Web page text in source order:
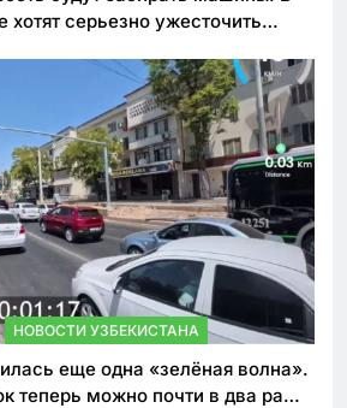
хотят серьезно ужесточить
НОВОСТИ УЗБЕКИСТАНА
еще одна «зелёная волна».
теперь можно почти в два раза